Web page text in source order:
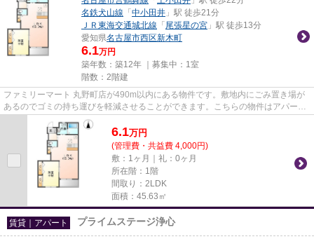
名鉄犬山線 「 中小田井 」駅 徒歩21分
ＪＲ東海交通城北線 「 尾張星の宮 」駅 徒歩13分
愛知県名古屋市西区新木町
6.1万円
築年数：築12年 ｜募集中： 1室
階数：2階建
ファミリーマート 丸野町店が490m以内にある物件です。敷地内にごみ置き場が
あるのでゴミの持ち運びを軽減させることができます。こちらの物件はアパート
です。こだわりポイント満載の...
6.1万円
(管理費・共益費 4,000円)
敷：1ヶ月｜礼：0ヶ月
所在階：1階
間取り：2LDK
面積：45.63㎡
賃貸｜アパート プライムステージ浄心